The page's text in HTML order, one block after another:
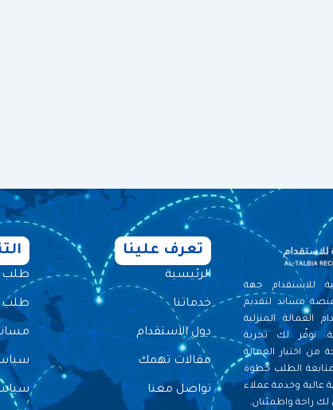
للاستقدام جهة
مساند لتقديم
العمالة المنزلية
نوفّر لك تجربة
اختيار العمالة
متابعة الطلب خطوة
عالية وخدمة عملاء
راحة واطمئنان.
تعرف علينا
الرئيسية
خدماتنا
دول الاستقدام
مقالات تهمك
تواصل معنا
طلب
طلب